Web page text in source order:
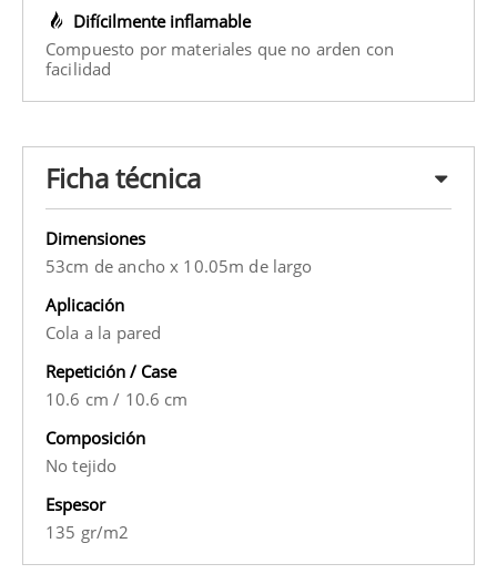
Difícilmente inflamable
Compuesto por materiales que no arden con
facilidad
Ficha técnica
Dimensiones
53cm de ancho x 10.05m de largo
Aplicación
Cola a la pared
Repetición / Case
10.6 cm/ 10.6 cm
Composición
No tejido
Espesor
135 gr/m2